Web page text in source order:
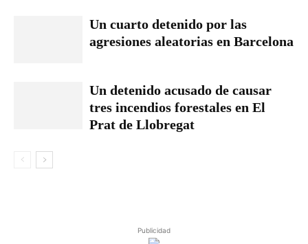
Un cuarto detenido por las
agresiones aleatorias en Barcelona
Un detenido acusado de causar
tres incendios forestales en El
Prat de Llobregat
Publicidad